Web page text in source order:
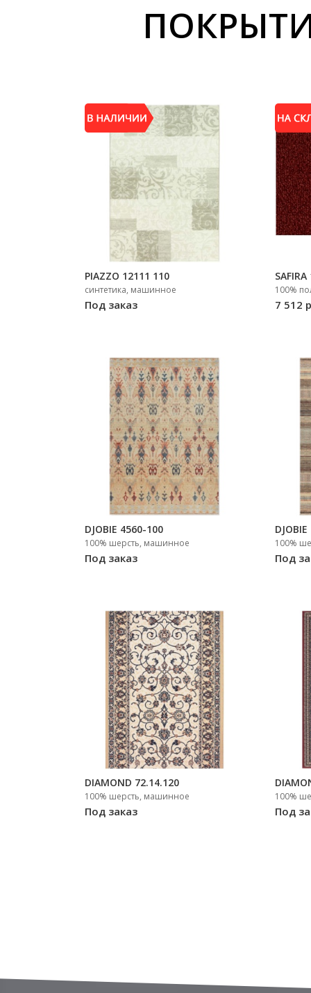
PIAZZO 12111 110
синтетика, машинное
Под заказ
SAFIRA
100%
7 512
DJOBIE 4560-100
100% шерсть, машинное
Под заказ
100%
Под
DIAMOND 72.14.120
100% шерсть, машинное
Под заказ
100%
Под